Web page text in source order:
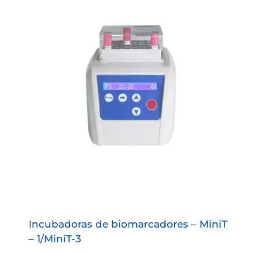
Incubadoras de biomarcadores – MiniT
– 1/MiniT-3